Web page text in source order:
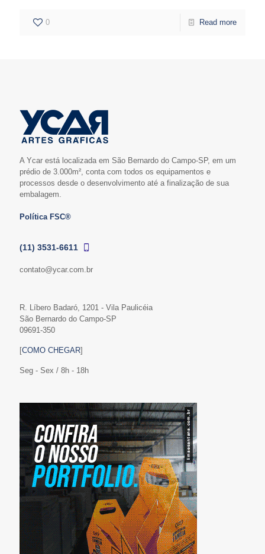
0 Read more
A Ycar está localizada em São Bernardo do Campo-SP, em um
prédio de 3.000m², conta com todos os equipamentos e
processos desde o desenvolvimento até a finalização de sua
embalagem.
Política FSC®
(11) 3531-6611
contato@ycar.com.br
R. Líbero Badaró, 1201 - Vila Paulicéia
São Bernardo do Campo-SP
09691-350
[COMO CHEGAR]
Seg - Sex / 8h - 18h